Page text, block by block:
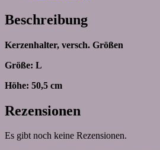
Beschreibung
Kerzenhalter, versch. Größen
Größe: L
Höhe: 50,5 cm
Rezensionen
Es gibt noch keine Rezensionen.